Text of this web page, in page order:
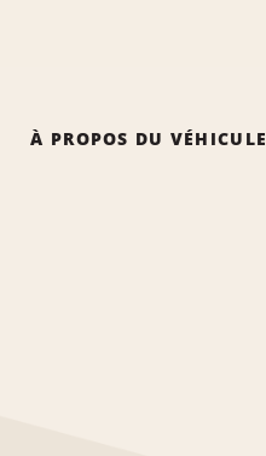
À PROPOS DU VÉHICULE